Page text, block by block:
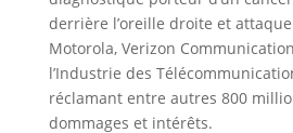
derrière l’oreille droite et
Motorola, Verizon
l’Industrie des
réclamant entre autres 800
dommages et intérêts.